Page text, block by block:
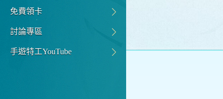
免費領卡
討論專區
手遊特工YouTube